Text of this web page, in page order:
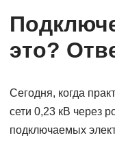
это?
Сегодня, когда
сети 0,23 кВ через
подключаемых